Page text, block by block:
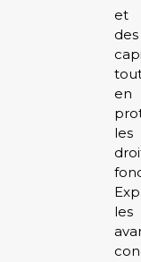
et
des
en
les
les